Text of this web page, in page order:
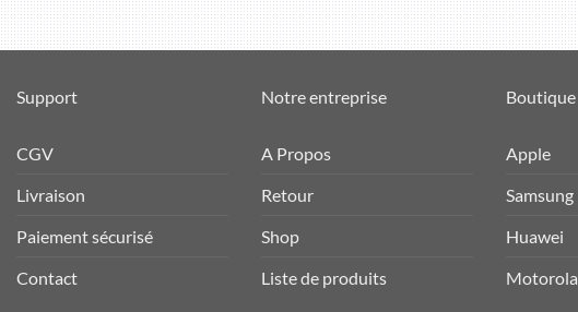
Support
CGV
Livraison
Paiement sécurisé
Contact
Notre entreprise
A Propos
Retour
Shop
Liste de produits
Boutique
Apple
Samsung
Huawei
Motorola